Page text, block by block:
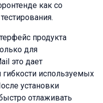
как со
продукта
для
это дает
используемых
установки
отлаживать